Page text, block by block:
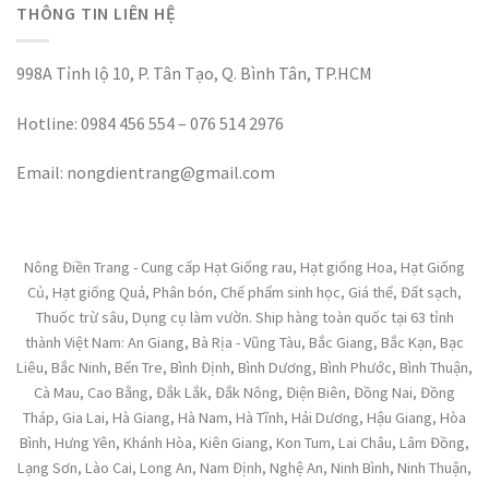
THÔNG TIN LIÊN HỆ
998A Tỉnh lộ 10, P. Tân Tạo, Q. Bình Tân, TP.HCM
Hotline: 0984 456 554 – 076 514 2976
Email: nongdientrang@gmail.com
Nông Điền Trang - Cung cấp Hạt Giống rau, Hạt giống Hoa, Hạt Giống
Củ, Hạt giống Quả, Phân bón, Chế phẩm sinh học, Giá thể, Đất sạch,
Thuốc trừ sâu, Dụng cụ làm vườn. Ship hàng toàn quốc tại 63 tỉnh
thành Việt Nam: An Giang, Bà Rịa - Vũng Tàu, Bắc Giang, Bắc Kạn, Bạc
Liêu, Bắc Ninh, Bến Tre, Bình Định, Bình Dương, Bình Phước, Bình Thuận,
Cà Mau, Cao Bằng, Đắk Lắk, Đắk Nông, Điện Biên, Đồng Nai, Đồng
Tháp, Gia Lai, Hà Giang, Hà Nam, Hà Tĩnh, Hải Dương, Hậu Giang, Hòa
Bình, Hưng Yên, Khánh Hòa, Kiên Giang, Kon Tum, Lai Châu, Lâm Đồng,
Lạng Sơn, Lào Cai, Long An, Nam Định, Nghệ An, Ninh Bình, Ninh Thuận,